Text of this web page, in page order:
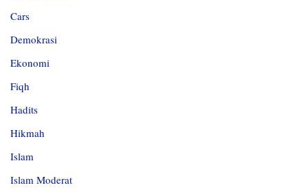
Cars
Demokrasi
Ekonomi
Fiqh
Hadits
Hikmah
Islam
Islam Moderat